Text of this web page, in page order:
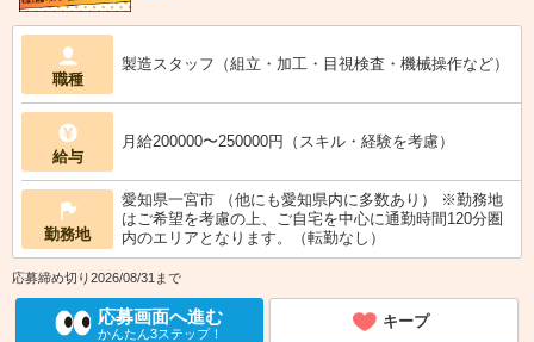
職種
製造スタッフ（組立・加工・目視検査・機械操作など）
給与
月給200000〜250000円（スキル・経験を考慮）
勤務地
愛知県一宮市 （他にも愛知県内に多数あり） ※勤務地
はご希望を考慮の上、ご自宅を中心に通勤時間120分圏
内のエリアとなります。（転勤なし）
応募締め切り2026/08/31まで
応募画面へ進む
かんたん3ステップ！
キープ